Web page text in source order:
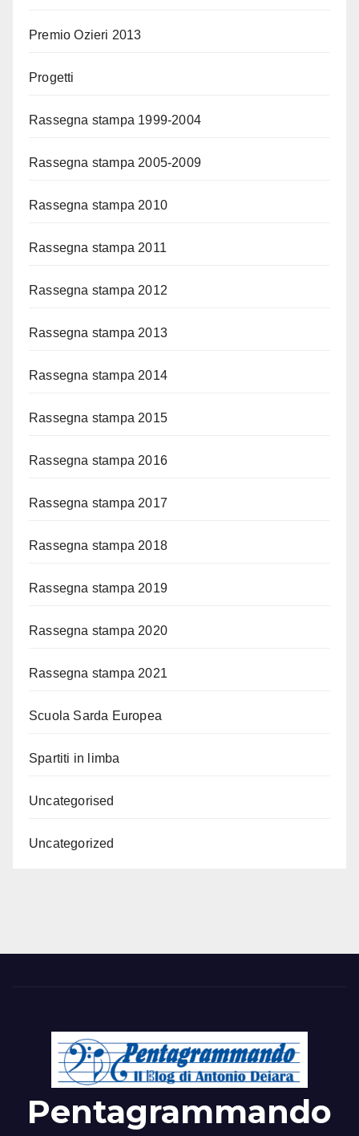
Premio Ozieri 2013
Progetti
Rassegna stampa 1999-2004
Rassegna stampa 2005-2009
Rassegna stampa 2010
Rassegna stampa 2011
Rassegna stampa 2012
Rassegna stampa 2013
Rassegna stampa 2014
Rassegna stampa 2015
Rassegna stampa 2016
Rassegna stampa 2017
Rassegna stampa 2018
Rassegna stampa 2019
Rassegna stampa 2020
Rassegna stampa 2021
Scuola Sarda Europea
Spartiti in limba
Uncategorised
Uncategorized
Pentagrammando